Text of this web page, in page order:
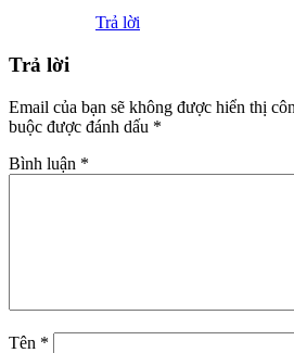
Trả lời
Trả lời
Email của bạn sẽ không được hiển thị
buộc được đánh dấu *
Bình luận *
Tên *